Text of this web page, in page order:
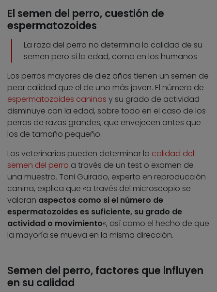
El semen del perro, cuestión de
espermatozoides
La raza del perro no determina la calidad de su
semen pero sí la edad, como en los humanos
Los perros mayores de diez años tienen un semen de
peor calidad que el de uno más joven. El número de
espermatozoides caninos y su grado de actividad
disminuye con la edad, sobre todo en el caso de los
perros de razas grandes, que envejecen antes que
los de tamaño pequeño.
Los veterinarios pueden determinar la calidad del
semen del perro a través de un test o examen de
una muestra. Toni Guirado, experto en reproducción
canina, explica que «a través del microscopio se
valoran aspectos como si el número de
espermatozoides es suficiente, su grado de
actividad o movimiento«, así como el hecho de que
la mayoría se mueva en la misma dirección.
Semen del perro, factores que influyen
en su calidad